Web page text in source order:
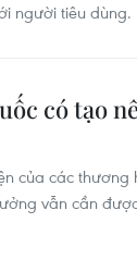
người tiêu dùng.
có tạo
của các thương
vẫn cần